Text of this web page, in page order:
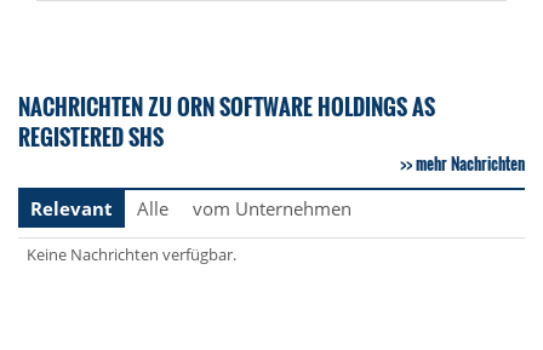
NACHRICHTEN ZU ORN SOFTWARE HOLDINGS AS
REGISTERED SHS
mehr Nachrichten
Relevant
Alle vom Unternehmen
Keine Nachrichten verfügbar.